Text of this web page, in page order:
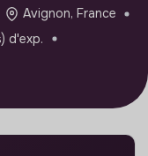
Avignon, France
d'exp.